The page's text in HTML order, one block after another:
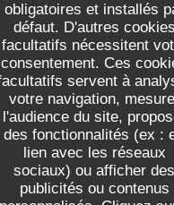
obligatoires et installés
défaut. D'autres cookies
facultatifs nécessitent
consentement. Ces
servent à
votre navigation,
l'audience du site,
des fonctionnalités (ex :
lien avec les réseaux
sociaux) ou afficher des
publicités ou contenus
/5 Ambiance: 5/5 Cuisine: 5/5
par un personnel
souriant et professionnel.
dessert. La qualité des
configuration de la
H